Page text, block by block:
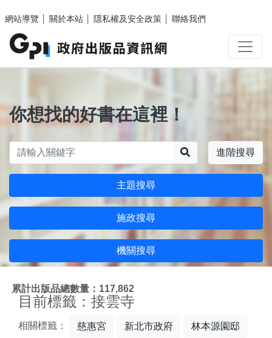
網站導覽
關於本站 隱私權及安全政策 聯絡我們
你想找的好書在這裡！
進階搜尋
主題搜尋
施政搜尋
機關搜尋
累計出版品總數量：117,862
目前標籤：接雲寺
相關標籤： 慈惠宮 新北市政府 林本源園邸